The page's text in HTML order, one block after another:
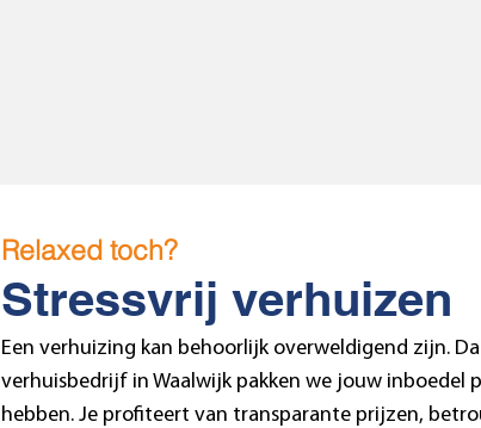
Relaxed toch?
Stressvrij verhuizen
Een verhuizing kan behoorlijk overweldigend zijn.
verhuisbedrijf in Waalwijk pakken we jouw inboedel
hebben. Je profiteert van transparante prijzen,